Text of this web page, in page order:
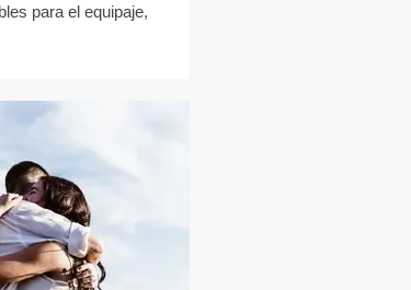
para el equipaje,